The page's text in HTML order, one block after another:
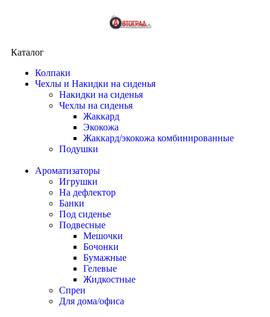
Каталог
Колпаки
Чехлы и Накидки на сиденья
Накидки на сиденья
Чехлы на сиденья
Жаккард
Экокожа
Жаккард/экокожа комбинированные
Подушки
Ароматизаторы
Игрушки
На дефлектор
Банки
Под сиденье
Подвесные
Мешочки
Бочонки
Бумажные
Гелевые
Жидкостные
Спреи
Для дома/офиса